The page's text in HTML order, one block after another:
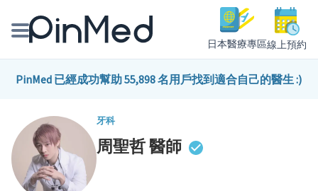
日本醫療專區線上預約
線上預約醫師、院所
醫師專欄專訪
健康主題館
PinMed 已經成功幫助 55,898 名用戶找到適合自己的醫生 :)
牙科
周聖哲醫師